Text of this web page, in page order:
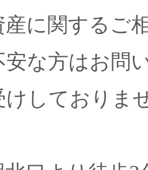
産に関するご
安な方はお問
けしておりま